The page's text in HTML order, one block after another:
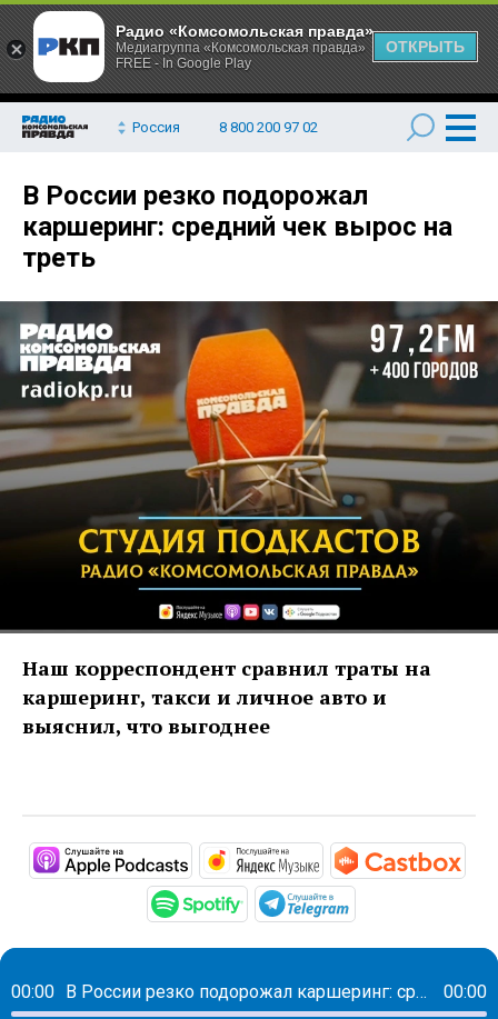
Россия 8 800 200 97 02
В России резко подорожал
каршеринг: средний чек вырос на
треть
Наш корреспондент сравнил траты на
каршеринг, такси и личное авто и
выяснил, что выгоднее
https://podcasts.apple.com/ru/
https://
https://open.spotify.com/
00:00 В России резко подорожал каршеринг: средний чек вырос на треть 00:00
Радио «Комсомольская правда»
Медиагруппа «Комсомольская правда»
FREE - In Google Play
ОТКРЫТЬ